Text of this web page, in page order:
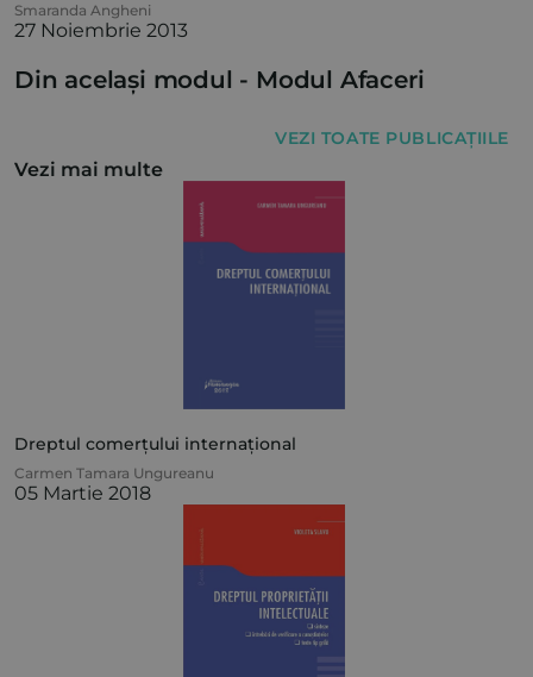
Smaranda Angheni
27 Noiembrie 2013
Din același modul - Modul Afaceri
VEZI TOATE PUBLICAȚIILE
Vezi mai multe
Dreptul comerțului internațional
Carmen Tamara Ungureanu
05 Martie 2018